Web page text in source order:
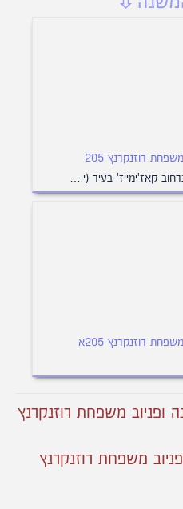
רוזנקרנץ 205
קאז'ימייז' בעיר (י.…
רוזנקרנץ 205א
ופניוב משפחת רוזנקרנץ
משפחת רוזנקרנץ